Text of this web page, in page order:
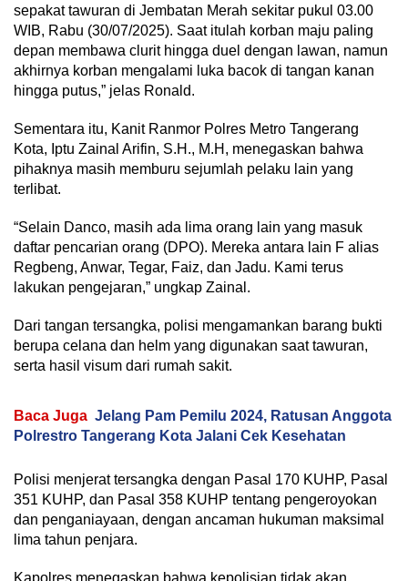
sepakat tawuran di Jembatan Merah sekitar pukul 03.00
WIB, Rabu (30/07/2025). Saat itulah korban maju paling
depan membawa clurit hingga duel dengan lawan, namun
akhirnya korban mengalami luka bacok di tangan kanan
hingga putus,” jelas Ronald.
Sementara itu, Kanit Ranmor Polres Metro Tangerang
Kota, Iptu Zainal Arifin, S.H., M.H, menegaskan bahwa
pihaknya masih memburu sejumlah pelaku lain yang
terlibat.
“Selain Danco, masih ada lima orang lain yang masuk
daftar pencarian orang (DPO). Mereka antara lain F alias
Regbeng, Anwar, Tegar, Faiz, dan Jadu. Kami terus
lakukan pengejaran,” ungkap Zainal.
Dari tangan tersangka, polisi mengamankan barang bukti
berupa celana dan helm yang digunakan saat tawuran,
serta hasil visum dari rumah sakit.
Baca Juga Jelang Pam Pemilu 2024, Ratusan Anggota
Polrestro Tangerang Kota Jalani Cek Kesehatan
Polisi menjerat tersangka dengan Pasal 170 KUHP, Pasal
351 KUHP, dan Pasal 358 KUHP tentang pengeroyokan
dan penganiayaan, dengan ancaman hukuman maksimal
lima tahun penjara.